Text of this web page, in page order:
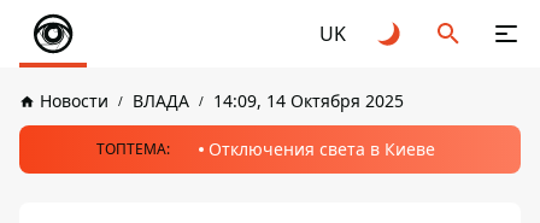
UK
Новости ВЛАДА 14:09, 14 Октября 2025
ТОПТЕМА: Отключения света в Киеве